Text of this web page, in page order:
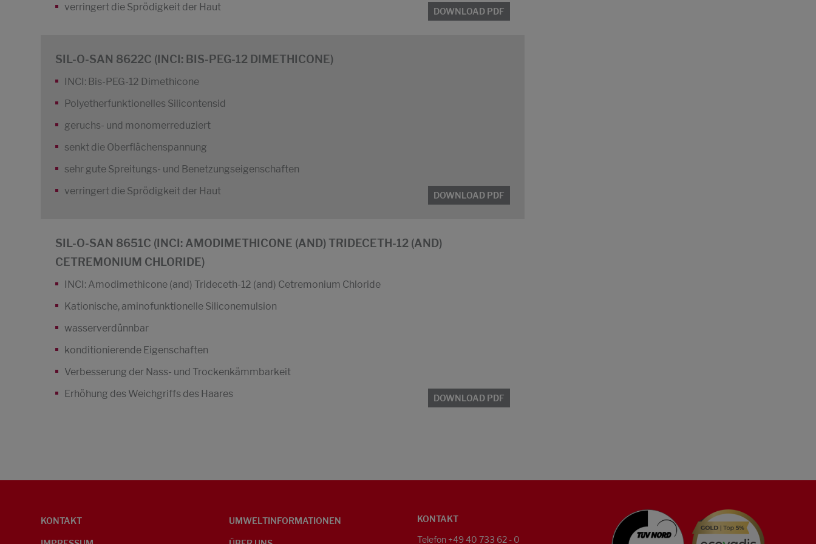
verringert die Sprödigkeit der Haut
DOWNLOAD PDF
SIL-O-SAN 8622C (INCI: BIS-PEG-12 DIMETHICONE)
INCI: Bis-PEG-12 Dimethicone
Polyetherfunktionelles Silicontensid
geruchs- und monomerreduziert
senkt die Oberflächenspannung
sehr gute Spreitungs- und Benetzungseigenschaften
verringert die Sprödigkeit der Haut
DOWNLOAD PDF
SIL-O-SAN 8651C (INCI: AMODIMETHICONE (AND) TRIDECETH-12 (AND)
CETREMONIUM CHLORIDE)
INCI: Amodimethicone (and) Trideceth-12 (and) Cetremonium Chloride
Kationische, aminofunktionelle Siliconemulsion
wasserverdünnbar
konditionierende Eigenschaften
Verbesserung der Nass- und Trockenkämmbarkeit
Erhöhung des Weichgriffs des Haares
DOWNLOAD PDF
KONTAKT UMWELTINFORMATIONEN
KONTAKT
Telefon +49 40 733 62 - 0